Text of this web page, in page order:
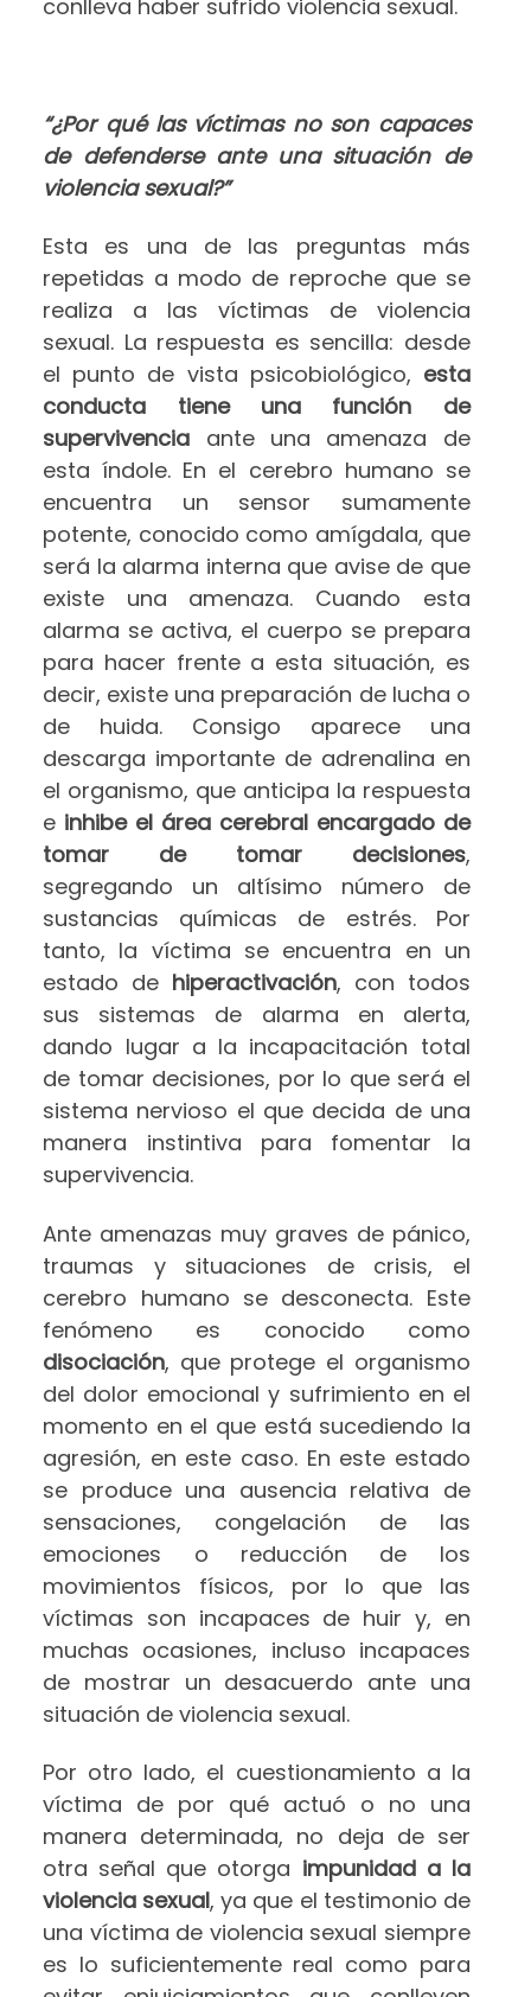
conlleva haber sufrido violencia sexual.
“¿Por qué las víctimas no son capaces
de defenderse ante una situación de
violencia sexual?”
Esta es una de las preguntas más
repetidas a modo de reproche que se
realiza a las víctimas de violencia
sexual. La respuesta es sencilla: desde
el punto de vista psicobiológico, esta
conducta tiene una función de
supervivencia ante una amenaza de
esta índole. En el cerebro humano se
encuentra un sensor sumamente
potente, conocido como amígdala, que
será la alarma interna que avise de que
existe una amenaza. Cuando esta
alarma se activa, el cuerpo se prepara
para hacer frente a esta situación, es
decir, existe una preparación de lucha o
de huida. Consigo aparece una
descarga importante de adrenalina en
el organismo, que anticipa la respuesta
e inhibe el área cerebral encargado de
tomar de tomar decisiones,
segregando un altísimo número de
sustancias químicas de estrés. Por
tanto, la víctima se encuentra en un
estado de hiperactivación, con todos
sus sistemas de alarma en alerta,
dando lugar a la incapacitación total
de tomar decisiones, por lo que será el
sistema nervioso el que decida de una
manera instintiva para fomentar la
supervivencia.
Ante amenazas muy graves de pánico,
traumas y situaciones de crisis, el
cerebro humano se desconecta. Este
fenómeno es conocido como
disociación, que protege el organismo
del dolor emocional y sufrimiento en el
momento en el que está sucediendo la
agresión, en este caso. En este estado
se produce una ausencia relativa de
sensaciones, congelación de las
emociones o reducción de los
movimientos físicos, por lo que las
víctimas son incapaces de huir y, en
muchas ocasiones, incluso incapaces
de mostrar un desacuerdo ante una
situación de violencia sexual.
Por otro lado, el cuestionamiento a la
víctima de por qué actuó o no una
manera determinada, no deja de ser
otra señal que otorga impunidad a la
violencia sexual, ya que el testimonio de
una víctima de violencia sexual siempre
es lo suficientemente real como para